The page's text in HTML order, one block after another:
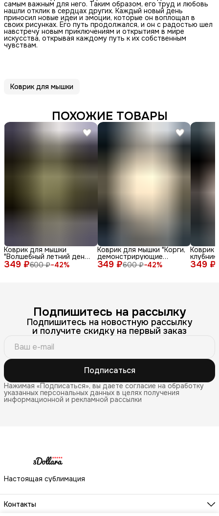
самым важным для него. Таким образом, его труд и любовь
нашли отклик в сердцах других. Каждый новый день
приносил новые идеи и эмоции, которые он воплощал в
своих рисунках. Его путь продолжался, и он с радостью шел
навстречу новым приключениям и открытиям в мире
искусства, открывая каждому путь к их собственным
чувствам.
Коврик для мышки
ПОХОЖИЕ ТОВАРЫ
349 ₽600 ₽−42%
Коврик для мышки
"Волшебный летний день
с енотом среди ромашек
и бабочек"
349 ₽600 ₽−42%
Коврик для мышки "Корги,
демонстрирующие
различные выражения
лица и эмоции на белом
349 ₽
Коврик
молоке,
Подпишитесь на рассылку
Подпишитесь на новостную рассылку
и получите скидку на первый заказ
Подписаться
Нажимая «Подписаться», вы даете согласие на обработку
указанных персональных данных в целях получения
информационной и рекламной рассылки
Настоящая сублимация
Контакты